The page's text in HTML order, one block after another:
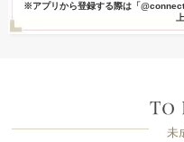
※アプリから登録する際は「
未